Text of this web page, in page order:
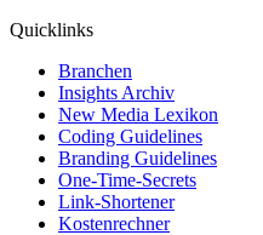
Quicklinks
Branchen
Insights Archiv
New Media Lexikon
Coding Guidelines
Branding Guidelines
One-Time-Secrets
Link-Shortener
Kostenrechner